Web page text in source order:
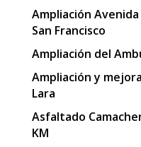
Ampliación
San Francisco
Ampliación del
Ampliación y
Lara
Asfaltado
KM